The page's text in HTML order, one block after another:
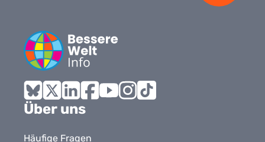
Bluesky
X LinkedInFacebook
Über uns
Häufige Fragen